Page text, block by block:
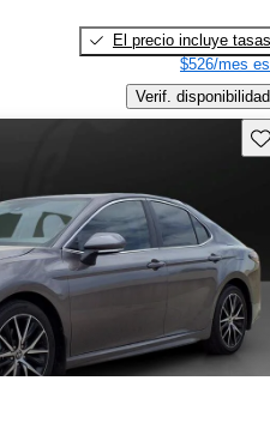
El precio incluye tasas
$526/mes
Verif. disponibilidad